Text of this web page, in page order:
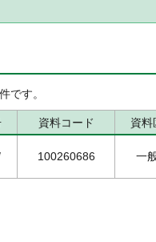
件です。
資料コード 資料
100260686 一